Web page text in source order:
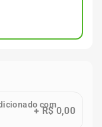
com
+R$ 0,00